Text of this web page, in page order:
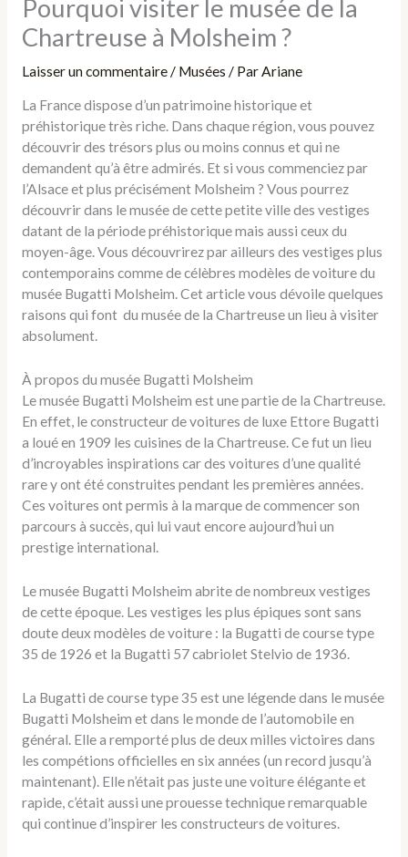
Pourquoi visiter le musée de la
Chartreuse à Molsheim ?
Laisser un commentaire/ Musées / ParAriane
La France dispose d’un patrimoine historique et
préhistorique très riche. Dans chaque région, vous pouvez
découvrir des trésors plus ou moins connus et qui ne
demandent qu’à être admirés. Et si vous commenciez par
l’Alsace et plus précisément Molsheim ? Vous pourrez
découvrir dans le musée de cette petite ville des vestiges
datant de la période préhistorique mais aussi ceux du
moyen-âge. Vous découvrirez par ailleurs des vestiges plus
contemporains comme de célèbres modèles de voiture du
musée Bugatti Molsheim. Cet article vous dévoile quelques
raisons qui font du musée de la Chartreuse un lieu à visiter
absolument.
À propos du musée Bugatti Molsheim
Le musée Bugatti Molsheim est une partie de la Chartreuse.
En effet, le constructeur de voitures de luxe Ettore Bugatti
a loué en 1909 les cuisines de la Chartreuse. Ce fut un lieu
d’incroyables inspirations car des voitures d’une qualité
rare y ont été construites pendant les premières années.
Ces voitures ont permis à la marque de commencer son
parcours à succès, qui lui vaut encore aujourd’hui un
prestige international.
Le musée Bugatti Molsheim abrite de nombreux vestiges
de cette époque. Les vestiges les plus épiques sont sans
doute deux modèles de voiture : la Bugatti de course type
35 de 1926 et la Bugatti 57 cabriolet Stelvio de 1936.
La Bugatti de course type 35 est une légende dans le musée
Bugatti Molsheim et dans le monde de l’automobile en
général. Elle a remporté plus de deux milles victoires dans
les compétions officielles en six années (un record jusqu’à
maintenant). Elle n’était pas juste une voiture élégante et
rapide, c’était aussi une prouesse technique remarquable
qui continue d’inspirer les constructeurs de voitures.